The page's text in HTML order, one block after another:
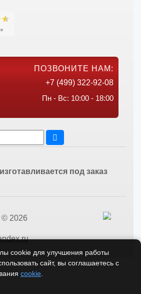
ПОЗВОНИТЕ НАМ:
+7 (499) 322-92-08
Пн - Вс: 10:00 - 18:00
под заказ
2026
cookie для улучшения работы
сайт, вы соглашаетесь с
cookie